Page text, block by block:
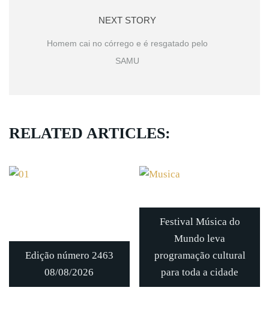
NEXT STORY
Homem cai no córrego e é resgatado pelo
SAMU
RELATED ARTICLES:
Edição número 2463
08/08/2026
Festival Música do
Mundo leva
programação cultural
para toda a cidade